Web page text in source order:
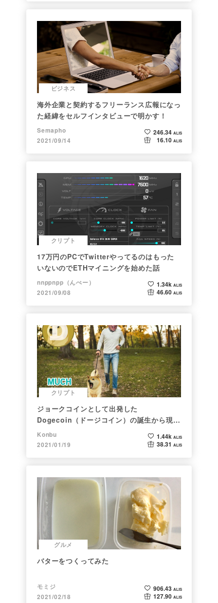
ビジネス
海外企業と契約するフリーランス広報になっ
た経緯をセルフインタビューで明かす！
Semapho
2021/09/14
246.34 ALIS
16.10 ALIS
クリプト
17万円のPCでTwitterやってるのはもった
いないのでETHマイニングを始めた話
nnppnpp（んぺー）
2021/09/08
1.34k ALIS
46.60 ALIS
クリプト
ジョークコインとして出発した
Dogecoin（ドージコイン）の誕生から現在
まで。注目される非証券性🐶
Konbu
2021/01/19
1.44k ALIS
38.31 ALIS
グルメ
バターをつくってみた
モミジ
2021/02/18
906.43 ALIS
127.90 ALIS